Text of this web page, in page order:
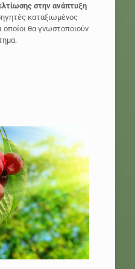
στην ανάπτυξη
καταξιωμένος
θα γνωστοποιούν